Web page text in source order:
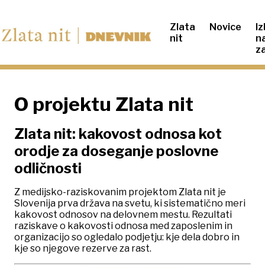
Zlata
nit
Novice
O projektu Zlata nit
Zlata nit: kakovost odnosa kot
orodje za doseganje poslovne
odličnosti
Z medijsko-raziskovanim projektom Zlata nit je
Slovenija prva država na svetu, ki sistematično meri
kakovost odnosov na delovnem mestu. Rezultati
raziskave o kakovosti odnosa med zaposlenim in
organizacijo so ogledalo podjetju: kje dela dobro in
kje so njegove rezerve za rast.